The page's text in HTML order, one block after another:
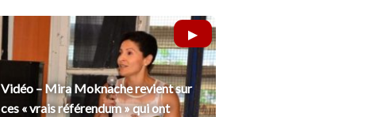
Vidéo – Mira Moknache revient sur
ces « vrais référendum » qui ont